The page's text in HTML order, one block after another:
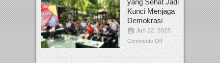
yang Sehat Jadi
Kunci Menjaga
Demokrasi
Jun 22, 2026
Comments Off